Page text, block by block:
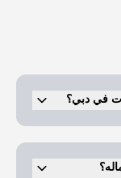
في دبي؟
بحق التصرف في
التوكيل صالحًا
بتوكيل